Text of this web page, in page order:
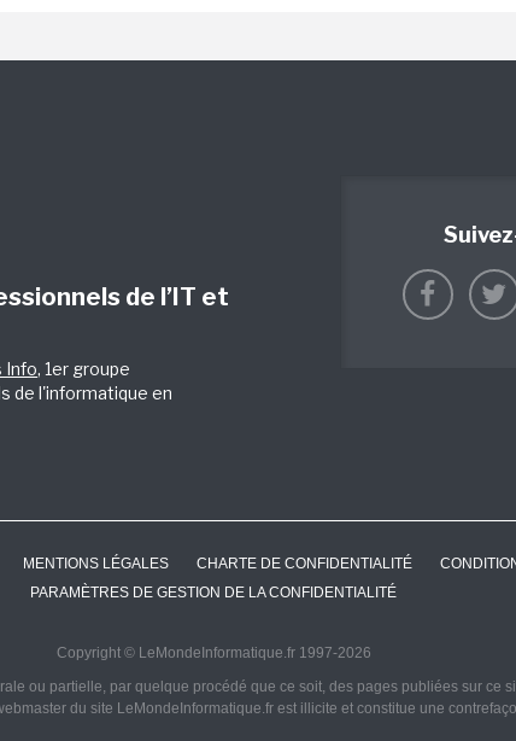
de l’IT et
Info, 1er groupe
de l'informatique en
MENTIONS LÉGALES CHARTE DE CONFIDENTIALITÉ
PARAMÈTRES DE GESTION DE LA CONFIDENTIALITÉ
Copyright © LeMondeInformatique.fr 1997-2026
ou partielle, par quelque procédé que ce soit, des pages publiées sur ce
du site LeMondeInformatique.fr est illicite et constitue une